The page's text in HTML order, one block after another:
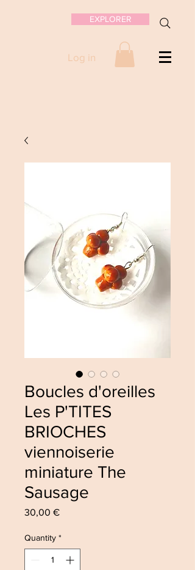
EXPLORER
Log in
Boucles d'oreilles
Les P'TITES
BRIOCHES
viennoiserie
miniature The
Sausage
30,00 €Price
Quantity *